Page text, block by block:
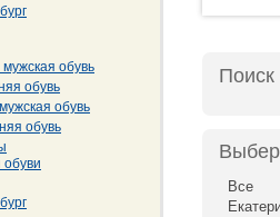
обувь
обувь
обувь
обувь
обуви
Поиск
Все